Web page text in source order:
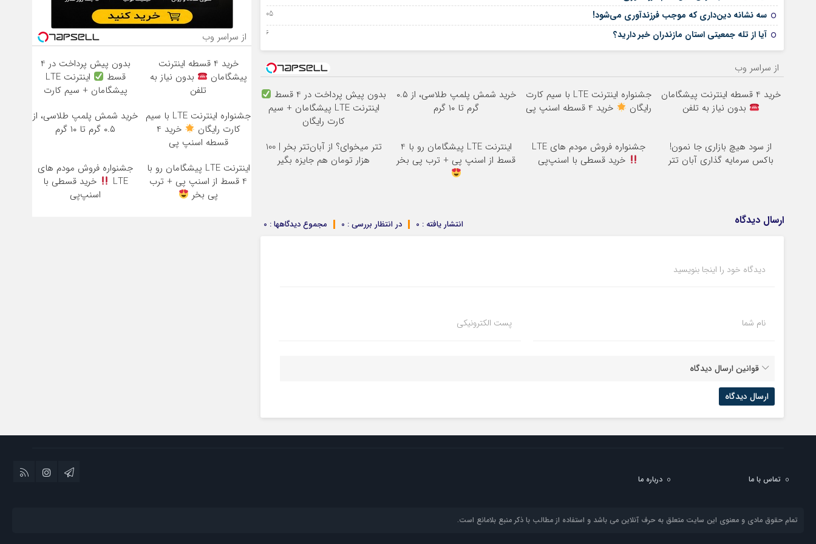
سه نشانه دین‌داری که موجب فرزندآوری می‌شود! 05 سپتامبر 2023
آیا از تله جمعیتی استان مازندران خبر دارید؟ 16 جولای 2023
از سراسر وب
خرید 4 قسطه اینترنت پیشگامان
بدون نیاز به تلفن
جشنواره اینترنت LTE با سیم کارت
رایگان
خرید 4 قسطه اسنپ پی
خرید شمش پلمپ طلاسی، از ۰.۵
گرم تا ۱۰ گرم
بدون پیش پرداخت در 4 قسط
اینترنت LTE پیشگامان + سیم
کارت رایگان
از سود هیچ بازاری جا نمون!
باکس سرمایه گذاری آبان تتر
جشنواره فروش مودم های LTE
خرید قسطی با اسنپ‌پی
اینترنت LTE پیشگامان رو با 4
قسط از اسنپ پی + ترب پی بخر
تتر میخوای؟ از آبان‌تتر بخر | 100
هزار تومان هم جایزه بگیر
ارسال دیدگاه مجموع دیدگاهها : 0 در انتظار بررسی : 0 انتشار یافته : 0
دیدگاه خود را اینجا بنویسید
نام شما پست الکترونیکی
قوانین ارسال دیدگاه
از سراسر وب
خرید 4 قسطه اینترنت
پیشگامان
بدون نیاز به
تلفن
بدون پیش پرداخت در 4
قسط
اینترنت LTE
پیشگامان + سیم کارت
جشنواره اینترنت LTE با سیم
کارت رایگان
خرید 4
قسطه اسنپ پی
خرید شمش پلمپ طلاسی، از
۰.۵ گرم تا ۱۰ گرم
اینترنت LTE پیشگامان رو با
4 قسط از اسنپ پی + ترب
پی بخر
جشنواره فروش مودم های
LTE
خرید قسطی با
اسنپ‌پی
تماس با ما درباره ما
تمام حقوق مادی و معنوی این سایت متعلق به حرف آنلاین می باشد و استفاده از مطالب با ذکر منبع بلامانع است.